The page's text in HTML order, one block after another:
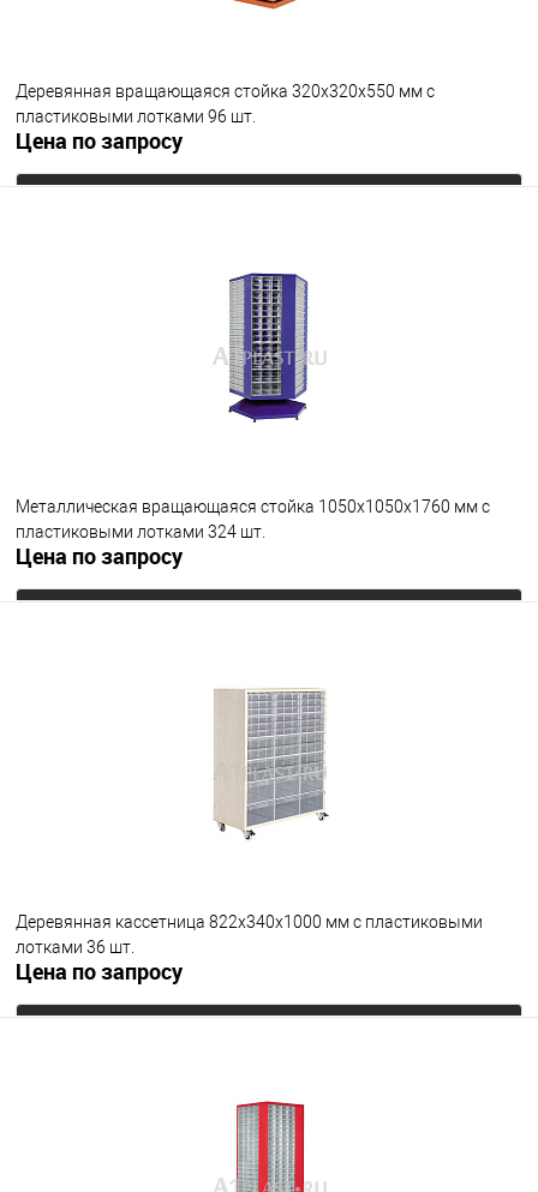
Деревянная вращающаяся стойка 320х320х550 мм с
пластиковыми лотками 96 шт.
Цена по запросу
Металлическая вращающаяся стойка 1050х1050х1760 мм с
пластиковыми лотками 324 шт.
Цена по запросу
Под заказ
Деревянная кассетница 822х340х1000 мм с пластиковыми
лотками 36 шт.
Цена по запросу